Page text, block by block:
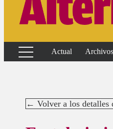
Actual Archivos
← Volver a los detalles